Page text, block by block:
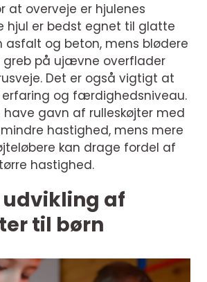
at overveje er hjulenes
hjul er bedst egnet til glatte
asfalt og beton, mens blødere
greb på ujævne overflader
Det er også vigtigt at
erfaring og færdighedsniveau.
have gavn af rulleskøjter med
hastighed, mens mere
kan drage fordel af
hastighed.
udvikling af
til børn